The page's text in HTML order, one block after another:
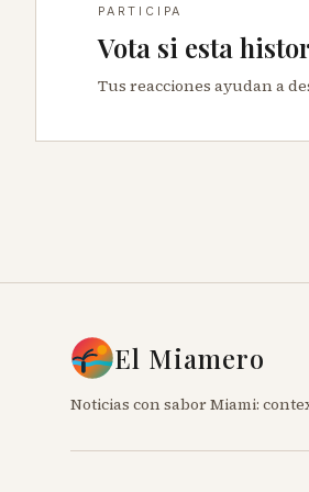
PARTICIPA
Vota si esta
Tus reacciones ayudan a
El Miamero
Noticias con sabor Miami: